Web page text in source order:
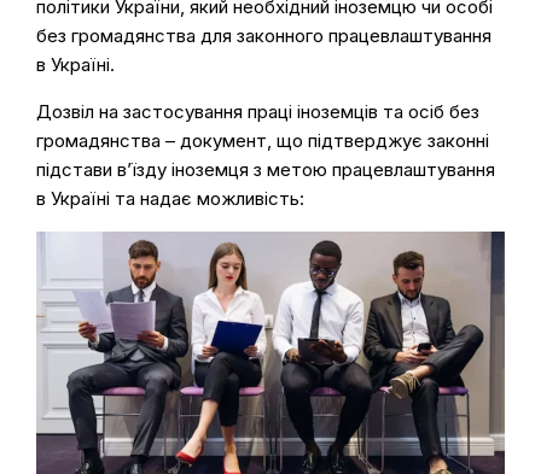
політики України, який необхідний іноземцю чи особі
без громадянства для законного працевлаштування
в Україні.
Дозвіл на застосування праці іноземців та осіб без
громадянства – документ, що підтверджує законні
підстави в’їзду іноземця з метою працевлаштування
в Україні та надає можливість: